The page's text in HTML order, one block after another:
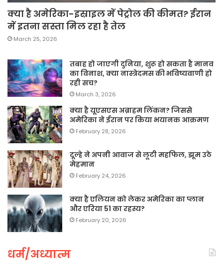
क्या है अमेरिका-इस्राइल में पेट्रोल की कीमत? ईरान
में इतना सस्ता मिल रहा है तेल
March 25, 2026
तबाह हो जाएगी दुनिया, शुरू हो सकता है मानव
का विनाश, क्या नास्त्रेदमस की भविष्यवाणी हो
रही सच?
March 3, 2026
क्या है यूएसएस अब्राहम लिंकन? जिससे
अमेरिका ने ईरान पर किया भयानक आक्रमण
February 28, 2026
दूल्हे ने अपनी आवाज से लूटी महफिल, झूम उठे
मेहमान
February 24, 2026
क्या है एलियन को लेकर अमेरिका का प्लान
और एरिया 51 का रहस्य?
February 20, 2026
धर्म/अध्यात्म